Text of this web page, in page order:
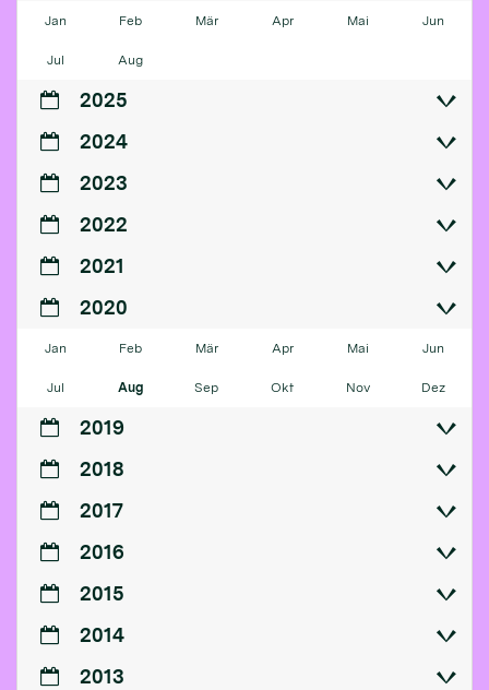
Jan Feb Mär Apr Mai Jun
Jul Aug
2025
2024
2023
2022
2021
2020
Jan Feb Mär Apr Mai Jun
Jul Aug Sep Okt Nov Dez
2019
2018
2017
2016
2015
2014
2013